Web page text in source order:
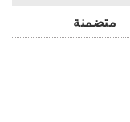
متضمنة